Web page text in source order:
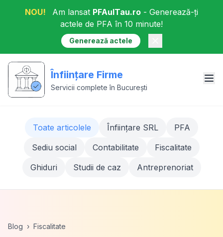
NOU! Am lansat PFAulTau.ro - Generează-ți
actele de PFA în 10 minute!
Generează actele
Înființare Firme
Servicii complete în București
Toate articolele Înființare SRL
PFA
Sediu social
Contabilitate
Fiscalitate
Ghiduri
Studii de caz Antreprenoriat
Blog › Fiscalitate